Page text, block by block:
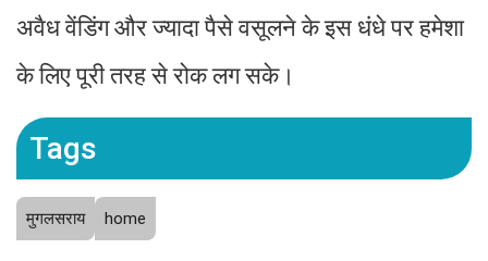
अवैध वेंडिंग और ज्यादा पैसे वसूलने के इस धंधे पर हमेशा
के लिए पूरी तरह से रोक लग सके।
Tags
मुगलसराय home